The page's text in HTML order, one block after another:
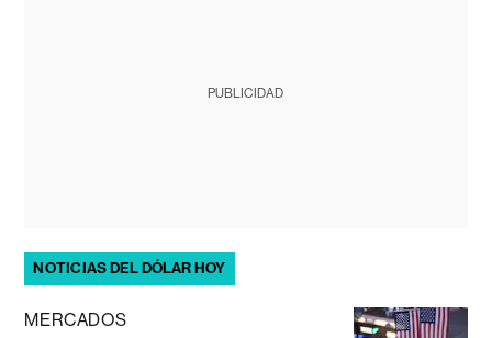
PUBLICIDAD
NOTICIAS DEL DÓLAR HOY
MERCADOS